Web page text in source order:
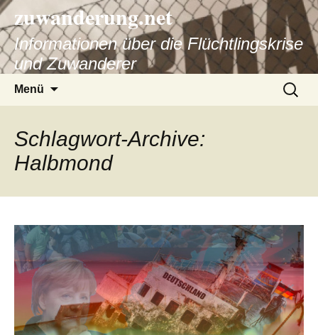
zuwanderung.net
Informationen über die Flüchtlingskrise
und Zuwanderer
Menü
Suche
nach:
Schlagwort-Archive:
Halbmond